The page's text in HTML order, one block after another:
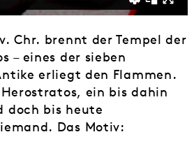
Chr. brennt der Tempel der
– eines der sieben
erliegt den Flammen.
ein bis dahin
doch bis heute
Das Motiv: